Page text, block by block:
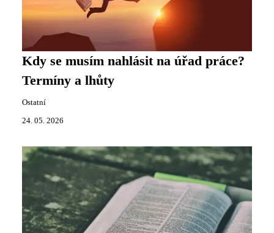
Kdy se musím nahlásit na úřad práce?
Termíny a lhůty
Ostatní
24. 05. 2026